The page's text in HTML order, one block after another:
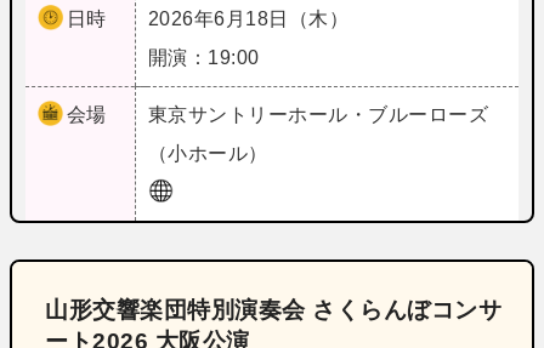
日時
2026年6月18日（木）
開演：19:00
会場 東京サントリーホール・ブルーローズ
（小ホール）
山形交響楽団特別演奏会 さくらんぼコンサ
ート2026 大阪公演